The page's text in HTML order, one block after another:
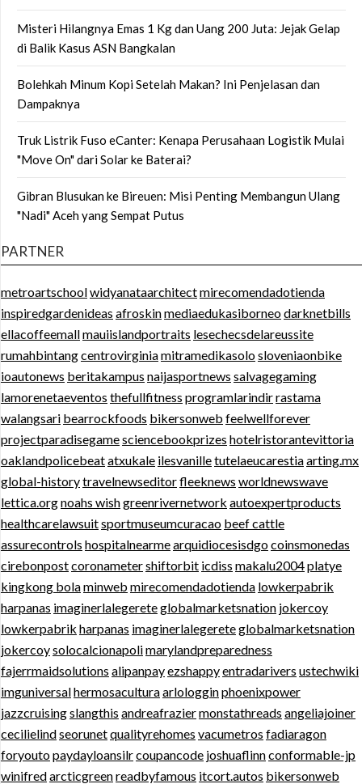
Misteri Hilangnya Emas 1 Kg dan Uang 200 Juta: Jejak Gelap
di Balik Kasus ASN Bangkalan
Bolehkah Minum Kopi Setelah Makan? Ini Penjelasan dan
Dampaknya
Truk Listrik Fuso eCanter: Kenapa Perusahaan Logistik Mulai
"Move On" dari Solar ke Baterai?
Gibran Blusukan ke Bireuen: Misi Penting Membangun Ulang
"Nadi" Aceh yang Sempat Putus
PARTNER
metroartschoolwidyanataarchitectmirecomendadotienda
inspiredgardenideas afroskinmediaedukasiborneodarknetbills
ellacoffeemallmauiislandportraits lesechecsdelareussite
rumahbintangcentrovirginiamitramedikasolosloveniaonbike
ioautonews beritakampus naijasportnews salvagegaming
lamorenetaeventos thefullfitness programlarindirrastama
walangsari bearrockfoods bikersonweb feelwellforever
projectparadisegamesciencebookprizes hotelristorantevittoria
oaklandpolicebeatatxukale ilesvanilletutelaeucarestiaarting.mx
global-historytravelnewseditorfleeknews worldnewswave
lettica.orgnoahs wishgreenrivernetwork autoexpertproducts
healthcarelawsuitsportmuseumcuracao beef cattle
assurecontrols hospitalnearmearquidiocesisdgocoinsmonedas
cirebonpostcoronametershiftorbit icdiss makalu2004platye
kingkong bolaminweb mirecomendadotienda lowkerpabrik
harpanas imaginerlalegereteglobalmarketsnation jokercoy
lowkerpabrik harpanas imaginerlalegereteglobalmarketsnation
jokercoysolocalcionapolimarylandpreparedness
fajerrmaidsolutions alipanpayezshappyentradarivers ustechwiki
imguniversalhermosaculturaarlologginphoenixpower
jazzcruisingslangthis andreafraziermonstathreads angeliajoiner
cecilielindseorunetqualityrehomes vacumetros fadiaragon
foryoutopaydayloansilrcoupancode joshuaflinnconformable-jp
winifredarcticgreenreadbyfamous itcort.autos bikersonweb